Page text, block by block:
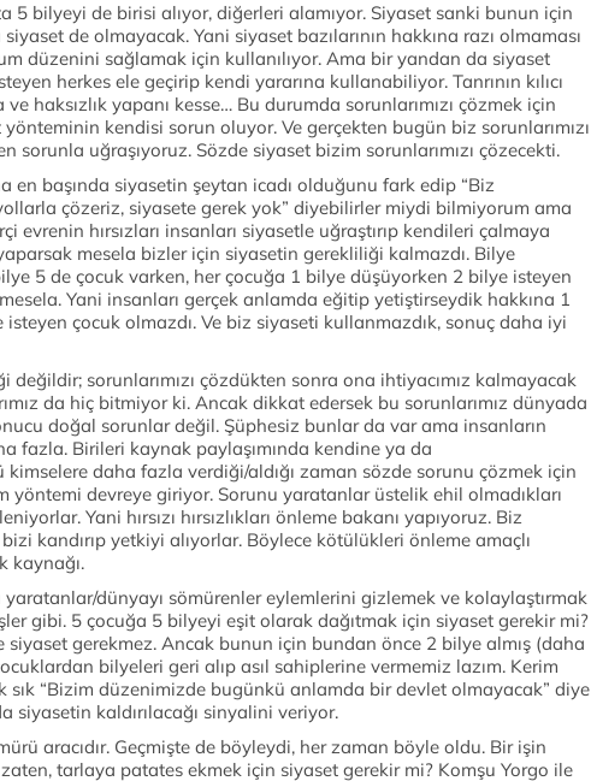
5 bilyeyi de birisi alıyor, diğerleri alamıyor. Siyaset sanki bunun için
de olmayacak. Yani siyaset bazılarının hakkına razı olmaması
düzenini sağlamak için kullanılıyor. Ama bir yandan da siyaset
herkes ele geçirip kendi yararına kullanabiliyor. Tanrının kılıcı
haksızlık yapanı kesse… Bu durumda sorunlarımızı çözmek için
yönteminin kendisi sorun oluyor. Ve gerçekten bugün biz sorunlarımızı
sorunla uğraşıyoruz. Sözde siyaset bizim sorunlarımızı çözecekti.
en başında siyasetin şeytan icadı olduğunu fark edip “Biz
çözeriz, siyasete gerek yok” diyebilirler miydi bilmiyorum ama
evrenin hırsızları insanları siyasetle uğraştırıp kendileri çalmaya
mesela bizler için siyasetin gerekliliği kalmazdı. Bilye
5 de çocuk varken, her çocuğa 1 bilye düşüyorken 2 bilye isteyen
Yani insanları gerçek anlamda eğitip yetiştirseydik hakkına 1
çocuk olmazdı. Ve biz siyaseti kullanmazdık, sonuç daha iyi
değildir; sorunlarımızı çözdükten sonra ona ihtiyacımız kalmayacak
da hiç bitmiyor ki. Ancak dikkat edersek bu sorunlarımız dünyada
doğal sorunlar değil. Şüphesiz bunlar da var ama insanların
fazla. Birileri kaynak paylaşımında kendine ya da
daha fazla verdiği/aldığı zaman sözde sorunu çözmek için
yöntemi devreye giriyor. Sorunu yaratanlar üstelik ehil olmadıkları
Yani hırsızı hırsızlıkları önleme bakanı yapıyoruz. Biz
kandırıp yetkiyi alıyorlar. Böylece kötülükleri önleme amaçlı
kaynağı.
yaratanlar/dünyayı sömürenler eylemlerini gizlemek ve kolaylaştırmak
gibi. 5 çocuğa 5 bilyeyi eşit olarak dağıtmak için siyaset gerekir mi?
siyaset gerekmez. Ancak bunun için bundan önce 2 bilye almış (daha
bilyeleri geri alıp asıl sahiplerine vermemiz lazım. Kerim
sık “Bizim düzenimizde bugünkü anlamda bir devlet olmayacak” diye
siyasetin kaldırılacağı sinyalini veriyor.
aracıdır. Geçmişte de böyleydi, her zaman böyle oldu. Bir işin
zaten, tarlaya patates ekmek için siyaset gerekir mi? Komşu Yorgo ile